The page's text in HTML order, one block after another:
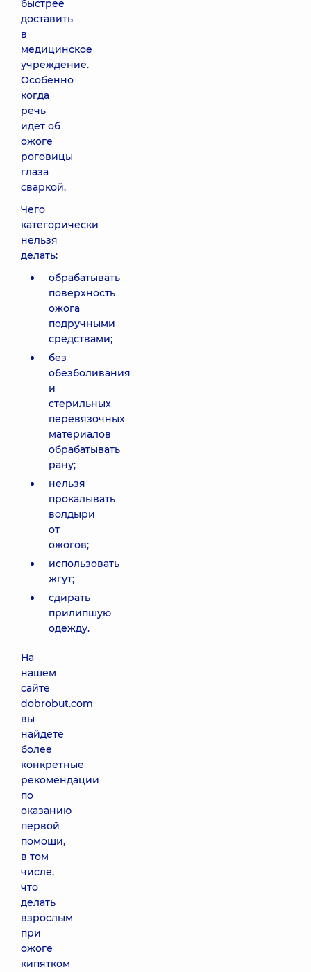
быстрее
доставить
в
медицинское
учреждение.
Особенно
когда
речь
идет об
ожоге
роговицы
глаза
сваркой.
Чего
категорически
нельзя
делать:
обрабатывать
поверхность
ожога
подручными
средствами;
без
обезболивания
и
стерильных
перевязочных
материалов
обрабатывать
рану;
нельзя
прокалывать
волдыри
от
ожогов;
использовать
жгут;
сдирать
прилипшую
одежду.
На
нашем
сайте
dobrobut.com
вы
найдете
более
конкретные
рекомендации
по
оказанию
первой
помощи,
в том
числе,
что
делать
взрослым
при
ожоге
кипятком